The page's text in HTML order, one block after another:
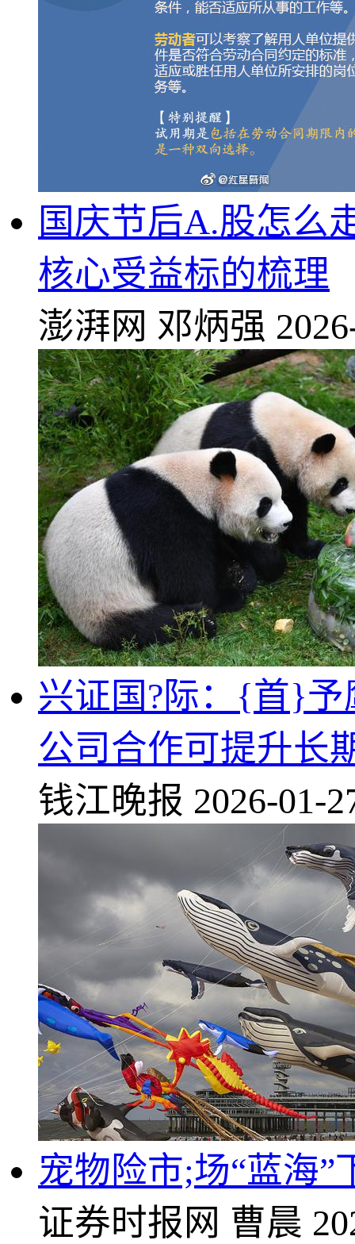
国庆节后A.股怎么
核心受益标的梳理
澎湃网 邓炳强
兴证国?际：{首}予
公司合作可提升长
钱江晚报 2026-01-
宠物险市;场“蓝海
证券时报网 曹晨